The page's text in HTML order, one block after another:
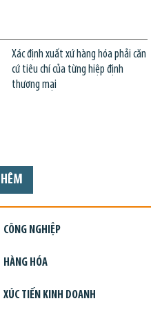
Xác định xuất xứ hàng hóa phải căn
cứ tiêu chí của từng hiệp định
thương mại
CÔNG NGHIỆP
HÀNG HÓA
XÚC TIẾN KINH DOANH